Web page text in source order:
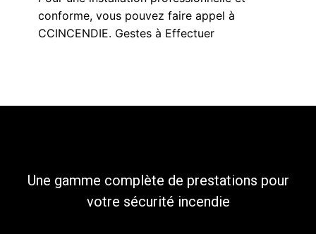
conforme, vous pouvez faire appel à
CCINCENDIE. Gestes à Effectuer
Une gamme complète de prestations pour
votre sécurité incendie